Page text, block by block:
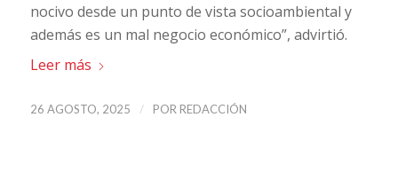
nocivo desde un punto de vista socioambiental y
además es un mal negocio económico”, advirtió.
Leer más
26 AGOSTO, 2025 / POR REDACCIÓN